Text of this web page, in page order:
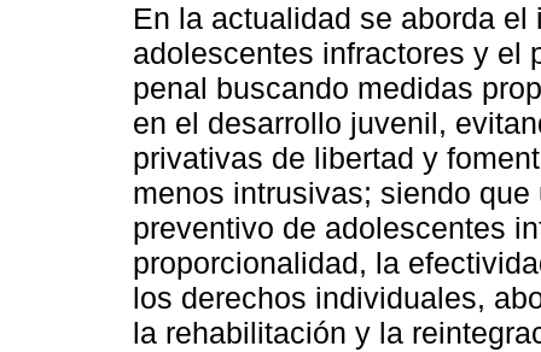
En la actualidad se aborda
adolescentes infractores y el
penal buscando medidas
en el desarrollo juvenil,
privativas de libertad y
menos intrusivas; siendo
preventivo de adolescentes
proporcionalidad, la
los derechos individuales,
la rehabilitación y la